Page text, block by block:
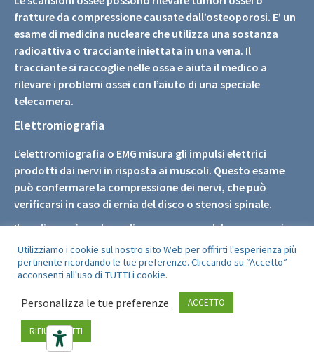
fratture da compressione causate dall’osteoporosi. E’ un
esame di medicina nucleare che utilizza una sostanza
radioattiva o tracciante iniettata in una vena. Il
tracciante si raccoglie nelle ossa e aiuta il medico a
rilevare i problemi ossei con l’aiuto di una speciale
telecamera.
Elettromiografia
L’elettromiografia o EMG misura gli impulsi elettrici
prodotti dai nervi in risposta ai muscoli. Questo esame
può confermare la compressione dei nervi, che può
verificarsi in caso di ernia del disco o stenosi spinale.
Il medico può anche ordinare un esame del sangue se si
sospetta un’infezione.
ALTRI TIPI DI DIAGNOSI PER IL MAL DI
Chiropratico
Il chiropratico effettua la diagnosi attraverso il tatto, o
Utilizziamo i cookie sul nostro sito Web per offrirti l'esperienza più
pertinente ricordando le tue preferenze. Cliccando su “Accetto”
acconsenti all'uso di TUTTI i cookie.
Personalizza le tue preferenze ACCETTO
RIFIUTA TUTTI